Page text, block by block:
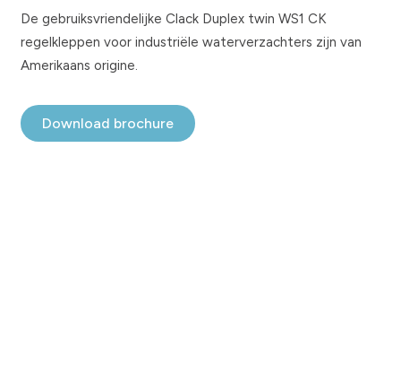
De gebruiksvriendelijke Clack Duplex twin WS1 CK
regelkleppen voor industriële waterverzachters zijn van
Amerikaans origine.
Download brochure